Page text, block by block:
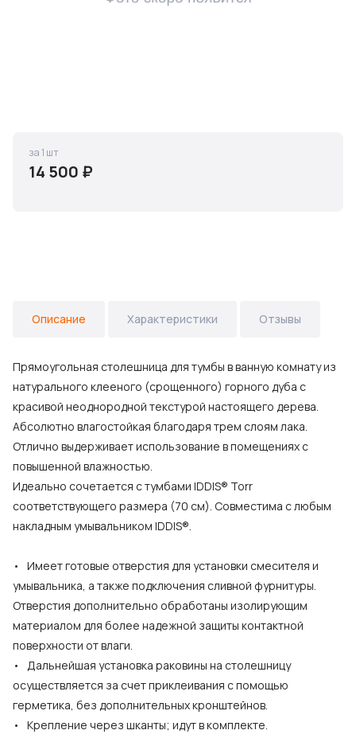
14 500 ₽
за 1 шт
Описание Характеристики Отзывы
Прямоугольная столешница для тумбы в ванную комнату из
натурального клееного (срощенного) горного дуба с
красивой неоднородной текстурой настоящего дерева.
Абсолютно влагостойкая благодаря трем слоям лака.
Отлично выдерживает использование в помещениях с
повышенной влажностью.
Идеально сочетается с тумбами IDDIS® Torr
соответствующего размера (70 см). Совместима с любым
накладным умывальником IDDIS®.
• Имеет готовые отверстия для установки смесителя и
умывальника, а также подключения сливной фурнитуры.
Отверстия дополнительно обработаны изолирующим
материалом для более надежной защиты контактной
поверхности от влаги.
• Дальнейшая установка раковины на столешницу
осуществляется за счет приклеивания с помощью
герметика, без дополнительных кронштейнов.
• Крепление через шканты; идут в комплекте.